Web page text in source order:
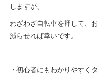
しますが、
わざわざ自転車を押して、
減らせれば幸いです。
・初心者にもわかりやす